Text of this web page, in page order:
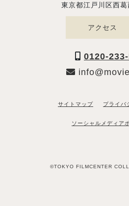
東京都江戸川区西
アクセス
0120-
サイトマップ プライバ
ソーシャルメディア
©TOKYO FILMCENTER